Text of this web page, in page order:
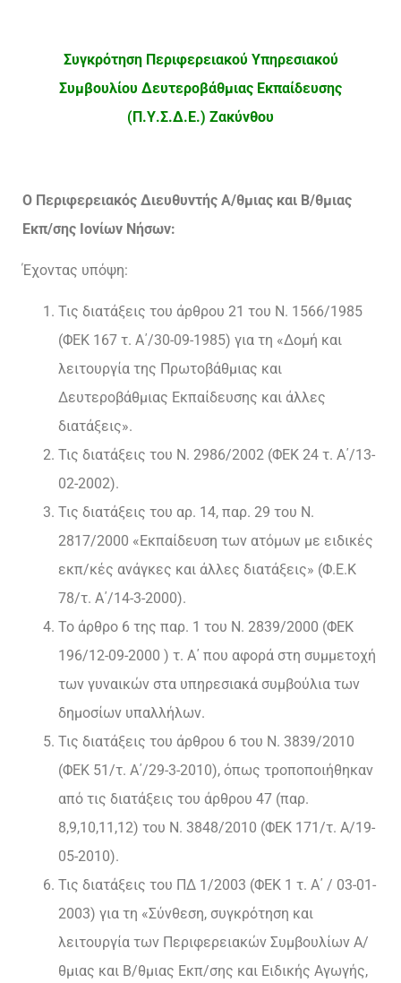
Συγκρότηση Περιφερειακού Υπηρεσιακού
Συμβουλίου Δευτεροβάθμιας Εκπαίδευσης
(Π.Υ.Σ.Δ.Ε.) Ζακύνθου
Ο Περιφερειακός Διευθυντής Α/θμιας και Β/θμιας
Εκπ/σης Ιονίων Νήσων:
Έχοντας υπόψη:
Τις διατάξεις του άρθρου 21 του Ν. 1566/1985
(ΦΕΚ 167 τ. Α΄/30-09-1985) για τη «Δομή και
λειτουργία της Πρωτοβάθμιας και
Δευτεροβάθμιας Εκπαίδευσης και άλλες
διατάξεις».
Τις διατάξεις του Ν. 2986/2002 (ΦΕΚ 24 τ. Α΄/13-
02-2002).
Τις διατάξεις του αρ. 14, παρ. 29 του Ν.
2817/2000 «Εκπαίδευση των ατόμων με ειδικές
εκπ/κές ανάγκες και άλλες διατάξεις» (Φ.Ε.Κ
78/τ. Α΄/14-3-2000).
Το άρθρο 6 της παρ. 1 του Ν. 2839/2000 (ΦΕΚ
196/12-09-2000 ) τ. Α΄ που αφορά στη συμμετοχή
των γυναικών στα υπηρεσιακά συμβούλια των
δημοσίων υπαλλήλων.
Τις διατάξεις του άρθρου 6 του Ν. 3839/2010
(ΦΕΚ 51/τ. Α΄/29-3-2010), όπως τροποποιήθηκαν
από τις διατάξεις του άρθρου 47 (παρ.
8,9,10,11,12) του Ν. 3848/2010 (ΦΕΚ 171/τ. Α/19-
05-2010).
Τις διατάξεις του ΠΔ 1/2003 (ΦΕΚ 1 τ. Α΄ / 03-01-
2003) για τη «Σύνθεση, συγκρότηση και
λειτουργία των Περιφερειακών Συμβουλίων Α/
θμιας και Β/θμιας Εκπ/σης και Ειδικής Αγωγής,